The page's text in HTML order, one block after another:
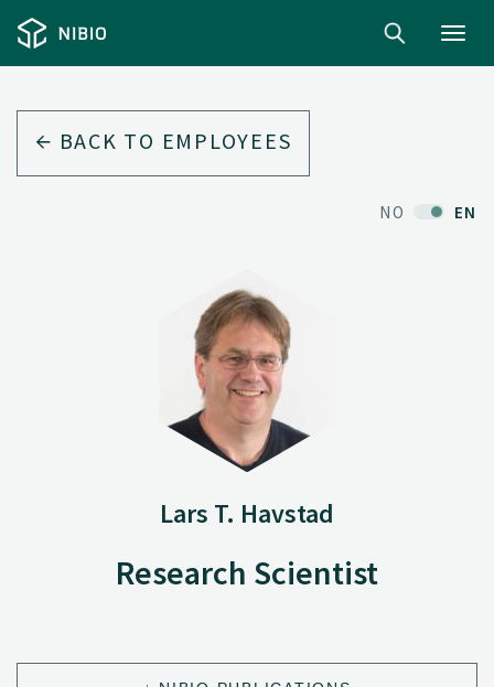
BACK TO EMPLOYEES
NO EN
Lars T. Havstad
Research Scientist